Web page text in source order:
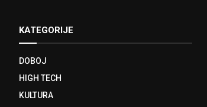
KATEGORIJE
DOBOJ
HIGH TECH
KULTURA